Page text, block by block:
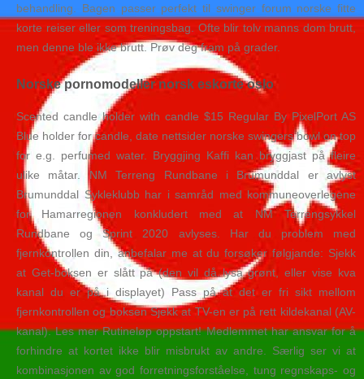
behandling. Bagen passer perfekt til swinger forum norske fitte
korte reiser eller som treningsbag. Ofte blir tolv manns dom brutt,
men denne ble ikke brutt. Prøv deg fram på grader.
Norske pornomodeller norsk eskorte oslo
Scented candle holder with candle $15 Regular By PixelPort AS
Blue holder for candle, date nettsider norske swingers bowl on top
for e.g. perfumed water. Bryggjing Kaffi kan bryggjast på fleire
ulike måtar. NM Terreng Rundbane i Brumunddal er avlyst
Brumunddal Sykleklubb har i samråd med kommuneoverlegene
for Hamarregionen konkludert med at NM Terrengsykkel
Rundbane og Sprint 2020 avlyses. Har du problem med
fjernkontrollen din, anbefalar me at du forsøker følgjande: Sjekk
at Get-boksen er slått på (den vil då lysa grønt, eller vise kva
kanal du er på i displayet) Pass på at det er fri sikt mellom
fjernkontrollen og boksen Sjekk at TV-en er på rett kildekanal (AV-
kanal). Les mer Rutineløp oppstart! Medlemmet har ansvar for å
forhindre at kortet ikke blir misbrukt av andre. Særlig ser vi at
kombinasjonen av god forretningsforståelse, tung regnskaps- og